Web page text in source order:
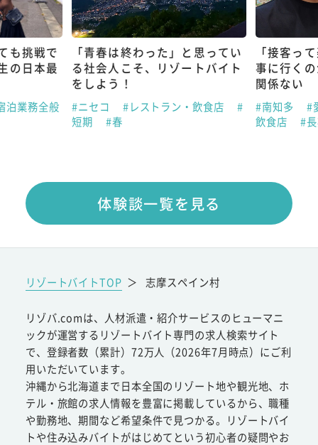
も挑戦で
の日本最
泊業務全般
「青春は終わった」と思ってい
る社会人こそ、リゾートバイト
をしよう！
#ニセコ #レストラン・飲食店
#
短期
#春
「接客っ
事に行く
関係ない
#南知多
#
飲食店
#
体験談一覧を見る
リゾートバイトTOP ＞ 志摩スペイン村
リゾバ.comは、人材派遣・紹介サービスのヒューマニ
ックが運営するリゾートバイト専門の求人検索サイト
で、登録者数（累計）72万人（2026年7月時点）にご利
用いただいています。
沖縄から北海道まで日本全国のリゾート地や観光地、ホ
テル・旅館の求人情報を豊富に掲載しているから、職種
や勤務地、期間など希望条件で見つかる。リゾートバイ
トや住み込みバイトがはじめてという初心者の疑問やお